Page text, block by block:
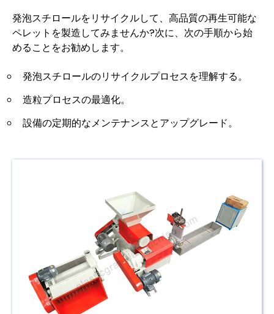
発泡スチロールをリサイクルして、高品質の再生可能な
ペレットを製造してみませんか?次に、次の手順から始
めることをお勧めします。
発泡スチロールのリサイクルプロセスを理解する。
造粒プロセスの最適化。
設備の定期的なメンテナンスとアップグレード。